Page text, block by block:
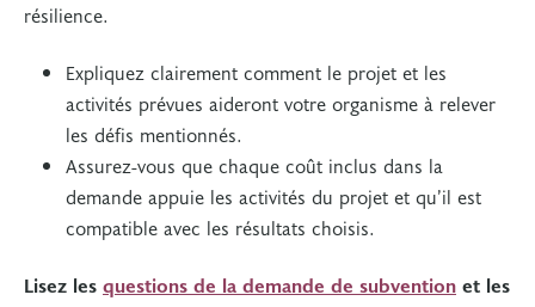
résilience.
Expliquez clairement comment le projet et les
activités prévues aideront votre organisme à relever
les défis mentionnés.
Assurez-vous que chaque coût inclus dans la
demande appuie les activités du projet et qu’il est
compatible avec les résultats choisis.
Lisez les questions de la demande de subvention et les